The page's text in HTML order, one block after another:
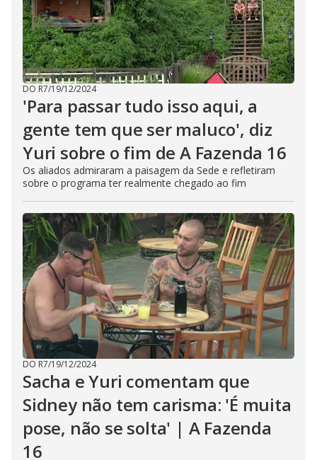
DO R7/19/12/2024
'Para passar tudo isso aqui, a
gente tem que ser maluco', diz
Yuri sobre o fim de A Fazenda 16
Os aliados admiraram a paisagem da Sede e refletiram
sobre o programa ter realmente chegado ao fim
DO R7/19/12/2024
Sacha e Yuri comentam que
Sidney não tem carisma: 'É muita
pose, não se solta' | A Fazenda
16